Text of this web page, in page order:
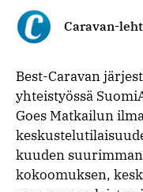
Caravan-
Best-Caravan
yhteistyössä
Goes Matkailun
kuuden
kokoomuksen,